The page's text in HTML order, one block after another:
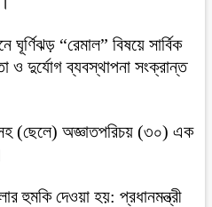
“রেমাল” বিষয়ে সার্বিক
দুর্যোগ ব্যবস্থাপনা সংক্রান্ত
(ছেলে) অজ্ঞাতপরিচয় (৩০) এক
হুমকি দেওয়া হয়: প্রধানমন্ত্রী